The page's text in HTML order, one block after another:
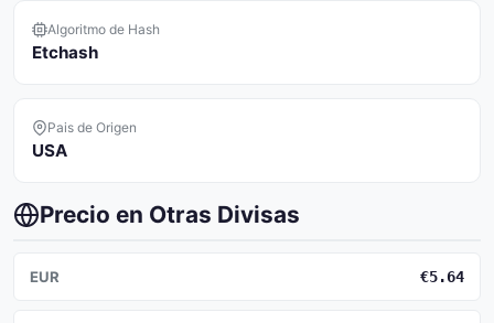
Algoritmo de Hash
Etchash
Pais de Origen
USA
Precio en Otras Divisas
EUR €5.64